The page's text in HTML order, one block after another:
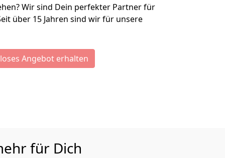
Wir sind Dein perfekter Partner für
über 15 Jahren sind wir für unsere
Angebot erhalten
für Dich